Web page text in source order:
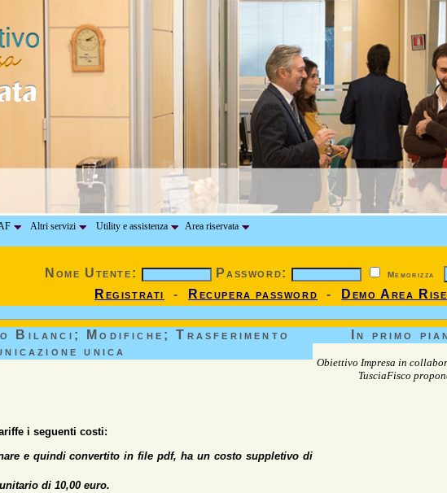
Altri servizi Utility e assistenza Area riservata
Nome Utente:
Password: Memorizza
Registrati - Recupera password - Demo Area
Bilanci; Modifiche; Trasferimento
unica
i seguenti costi:
e quindi convertito in file pdf, ha un costo suppletivo di
di 10,00 euro.
In primo
Obiettivo Impresa in
TusciaFisco